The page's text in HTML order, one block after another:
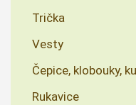
Trička
Vesty
Čepice, klobouky,
Rukavice